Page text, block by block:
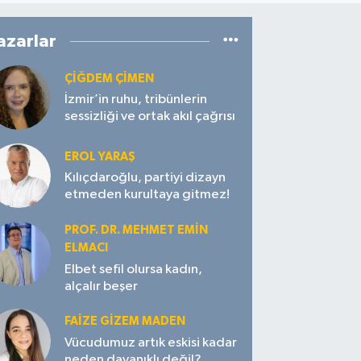
ÇIĞDEM ÇIMEN
İzmir’in ruhu, tribünlerin
sessizliği ve ortak akıl çağrısı
EROL YARAŞ
Kılıçdaroğlu, partiyi dizayn
etmeden kurultaya gitmez!
PROF. DR. MEHMET EMIN
ELMACI
Elbet sefil olursa kadın,
alçalır beşer
FAIZE GIZEM MADEN
Vücudumuz artık eskisi kadar